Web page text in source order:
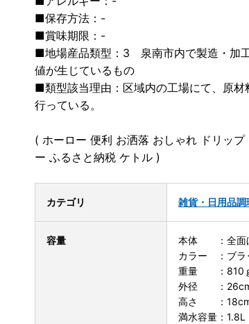
■保存方法：-
■賞味期限：-
■地場産品類型：3 泉南市内で製造・加
値が生じているもの
■類型該当理由：区域内の工場にて、原
行っている。
( ホーロー 便利 お洒落 おしゃれ ドリッ
ー ふるさと納税 ケトル )
カテゴリ 雑貨・日用品調
容量
本体 ：全面
カラー ：ブラ
重量 ：810
外径 ：
高さ ：
満水容量：1.8L